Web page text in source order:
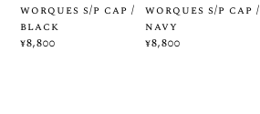
worques s/p cap /
black
¥8,800
worques s/p cap /
navy
¥8,800